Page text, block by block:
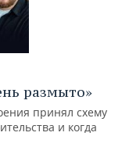
размыто»
принял схему
и когда